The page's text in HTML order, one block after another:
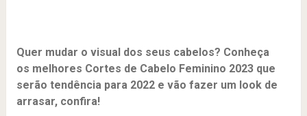
Quer mudar o visual dos seus cabelos? Conheça
os melhores Cortes de Cabelo Feminino 2023 que
serão tendência para 2022 e vão fazer um look de
arrasar, confira!